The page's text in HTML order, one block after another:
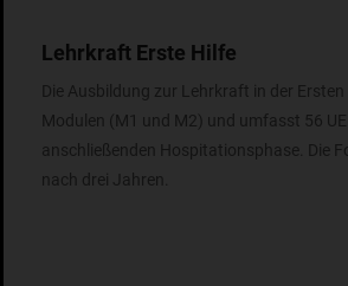
Lehrkraft Erste Hilfe
Die Ausbildung zur Lehrkraft in der
Modulen (M1 und M2) und umfasst 56
anschließenden Hospitationsphase. Die
nach drei Jahren.